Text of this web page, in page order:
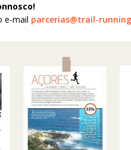
e-mail parcerias@trail-